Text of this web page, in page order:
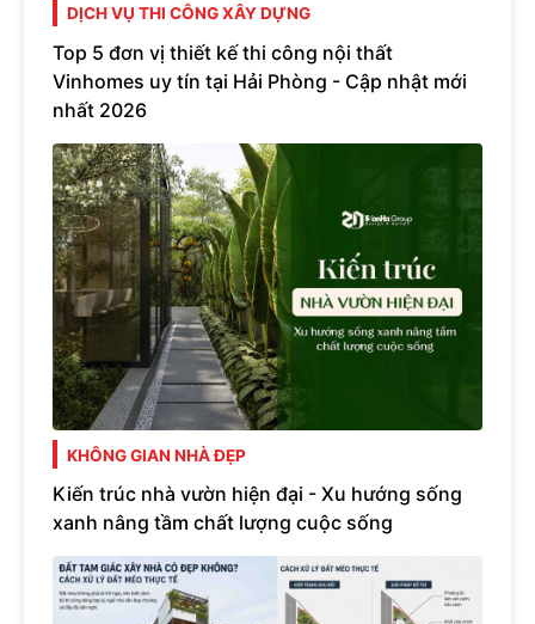
DỊCH VỤ THI CÔNG XÂY DỰNG
Top 5 đơn vị thiết kế thi công nội thất
Vinhomes uy tín tại Hải Phòng - Cập nhật mới
nhất 2026
KHÔNG GIAN NHÀ ĐẸP
Kiến trúc nhà vườn hiện đại - Xu hướng sống
xanh nâng tầm chất lượng cuộc sống